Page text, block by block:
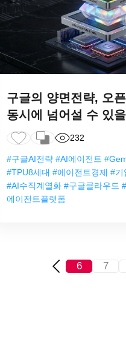
구글의 양면전략, 오
동시에 넘어설 수 있
232
#구글AI전략 #AI에이전트
#TPU8세대 #에이전트경제 #기
#AI수직계열화 #구글클라우드
에이전트플랫폼
6 7